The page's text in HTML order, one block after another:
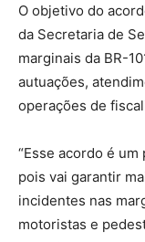
O objetivo do
da Secretaria de
marginais da BR-
autuações,
operações de
“Esse acordo é
pois vai garantir
incidentes nas
motoristas e